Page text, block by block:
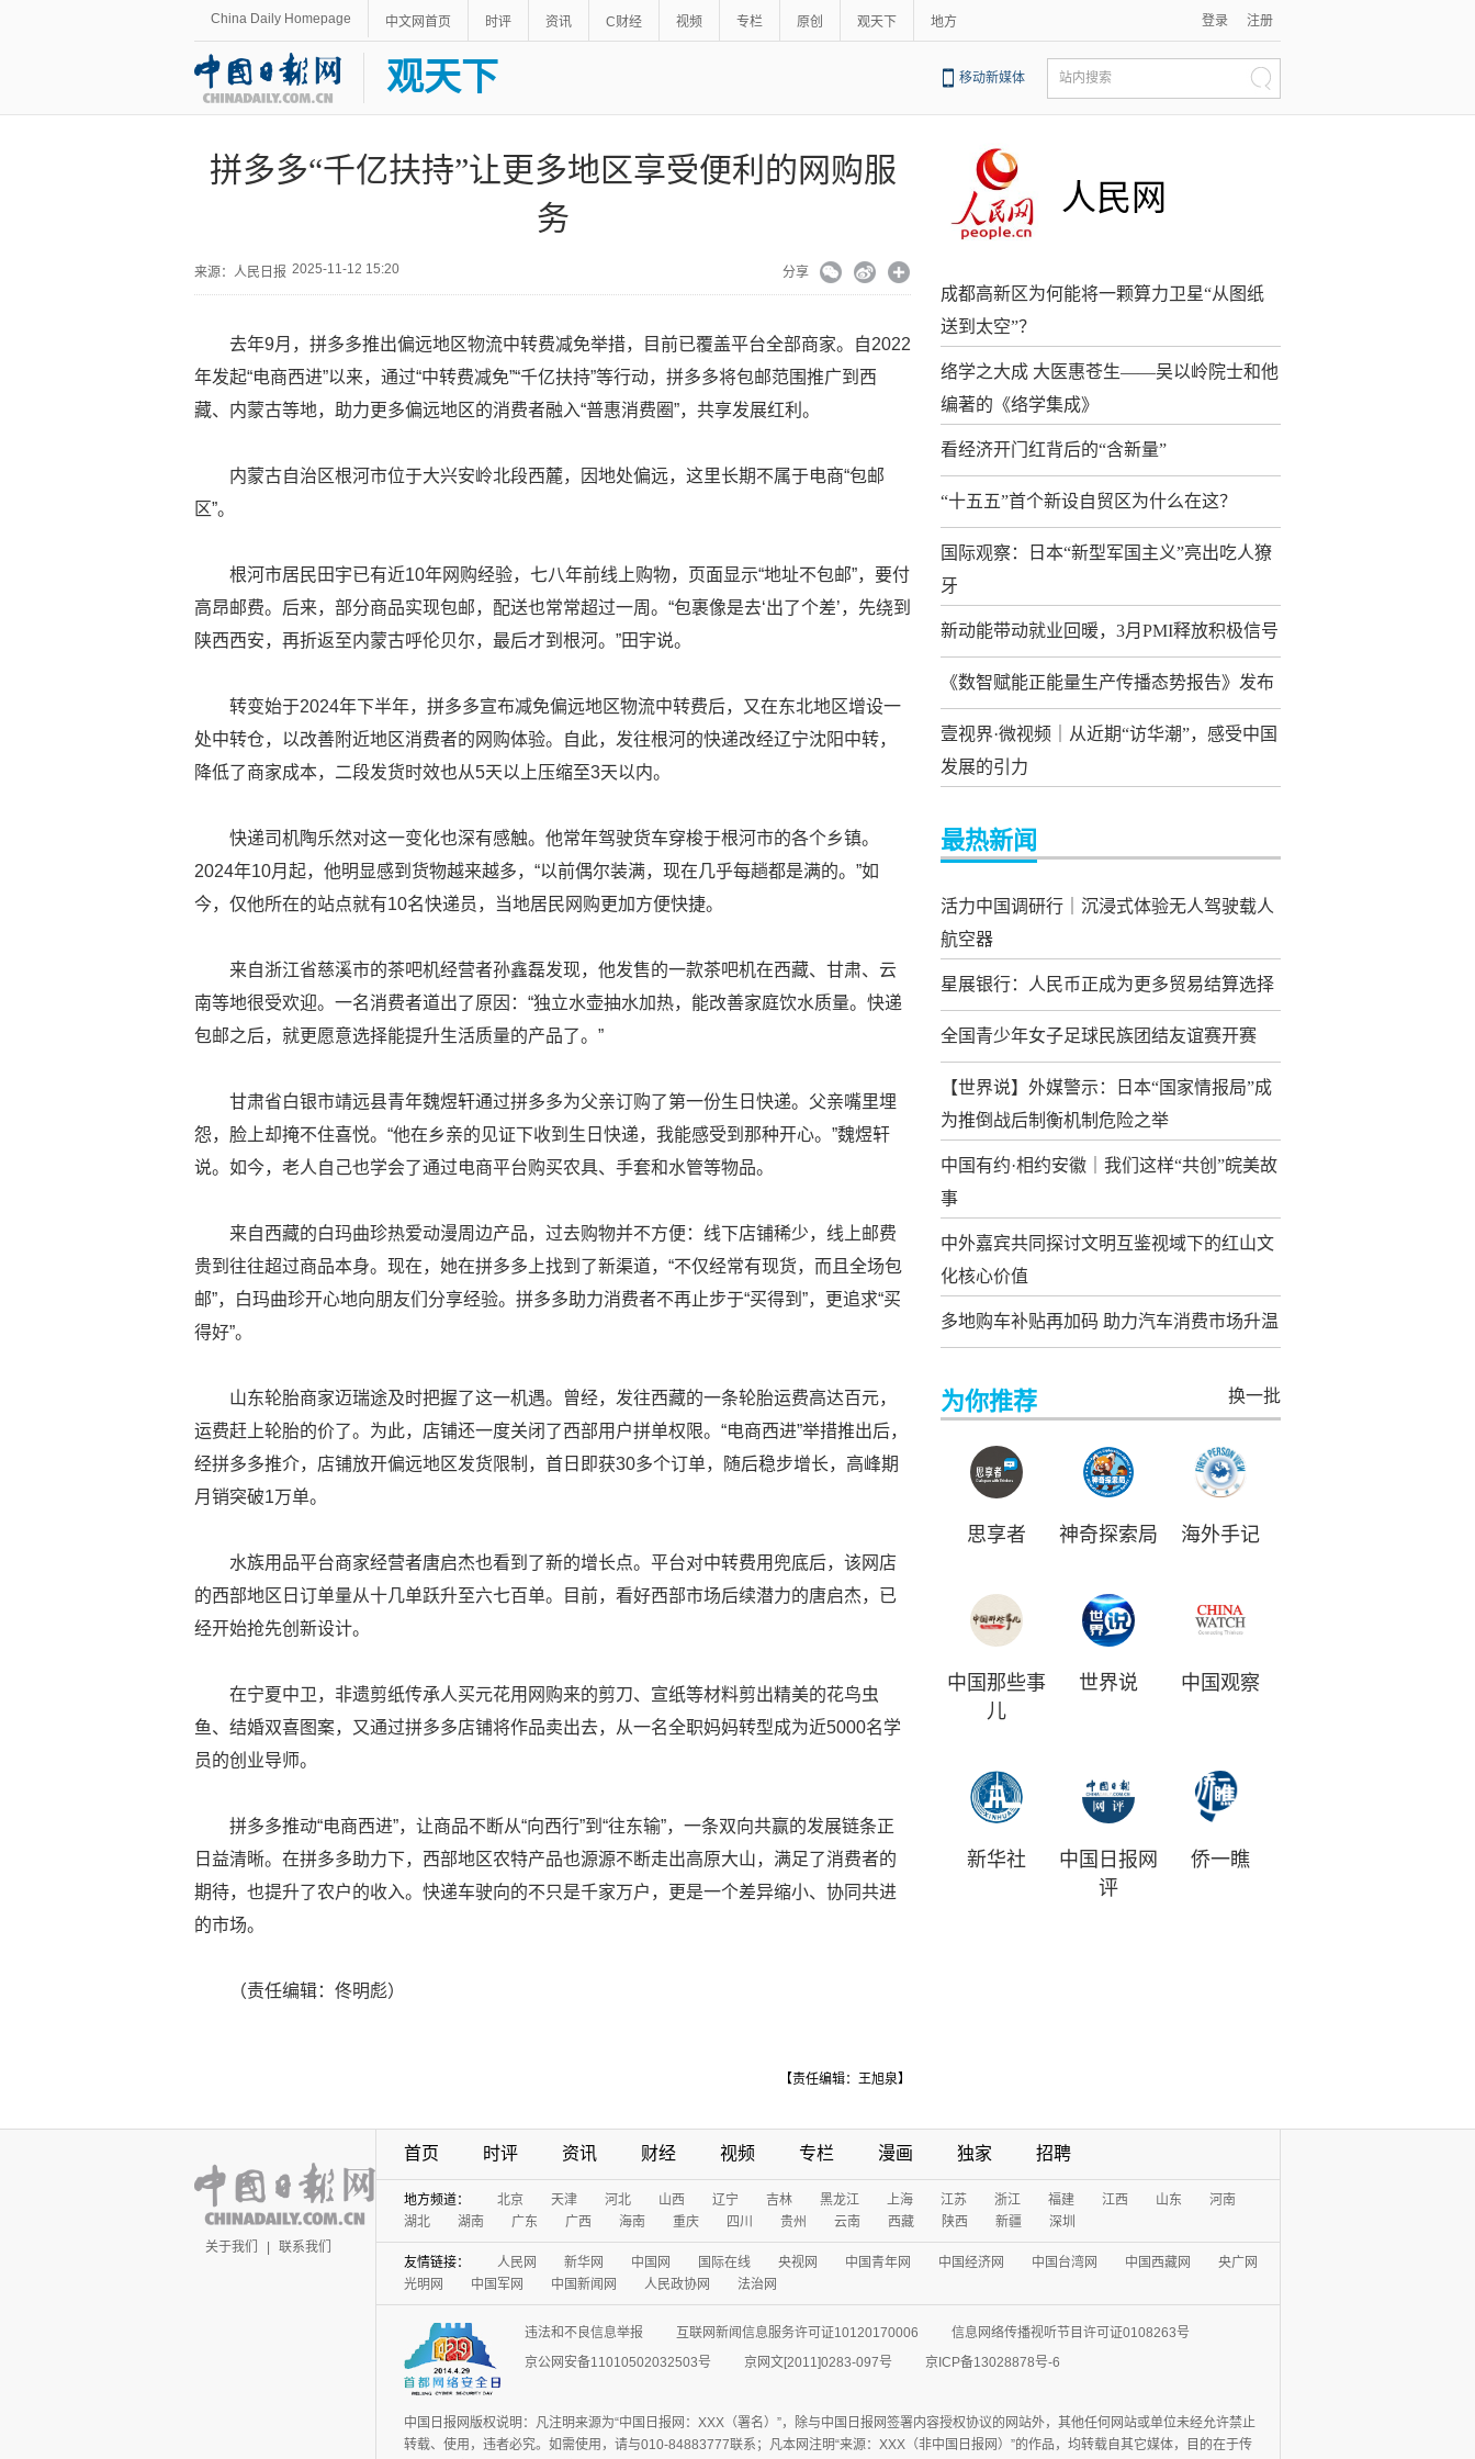
China Daily Homepage 中文网首页 时评 资讯 C财经 视频 专栏 原创 观天下 地方 登录 注册
观天下 移动新媒体 站内搜索
拼多多“千亿扶持”让更多地区享受便利的网购服
务
来源：人民日报 2025-11-12 15:20 分享
去年9月，拼多多推出偏远地区物流中转费减免举措，目前已覆盖平台全部商家。自2022
年发起“电商西进”以来，通过“中转费减免”“千亿扶持”等行动，拼多多将包邮范围推广到西
藏、内蒙古等地，助力更多偏远地区的消费者融入“普惠消费圈”，共享发展红利。
内蒙古自治区根河市位于大兴安岭北段西麓，因地处偏远，这里长期不属于电商“包邮
区”。
根河市居民田宇已有近10年网购经验，七八年前线上购物，页面显示“地址不包邮”，要付
高昂邮费。后来，部分商品实现包邮，配送也常常超过一周。“包裹像是去‘出了个差’，先绕到
陕西西安，再折返至内蒙古呼伦贝尔，最后才到根河。”田宇说。
转变始于2024年下半年，拼多多宣布减免偏远地区物流中转费后，又在东北地区增设一
处中转仓，以改善附近地区消费者的网购体验。自此，发往根河的快递改经辽宁沈阳中转，
降低了商家成本，二段发货时效也从5天以上压缩至3天以内。
快递司机陶乐然对这一变化也深有感触。他常年驾驶货车穿梭于根河市的各个乡镇。
2024年10月起，他明显感到货物越来越多，“以前偶尔装满，现在几乎每趟都是满的。”如
今，仅他所在的站点就有10名快递员，当地居民网购更加方便快捷。
来自浙江省慈溪市的茶吧机经营者孙鑫磊发现，他发售的一款茶吧机在西藏、甘肃、云
南等地很受欢迎。一名消费者道出了原因：“独立水壶抽水加热，能改善家庭饮水质量。快递
包邮之后，就更愿意选择能提升生活质量的产品了。”
甘肃省白银市靖远县青年魏煜轩通过拼多多为父亲订购了第一份生日快递。父亲嘴里埋
怨，脸上却掩不住喜悦。“他在乡亲的见证下收到生日快递，我能感受到那种开心。”魏煜轩
说。如今，老人自己也学会了通过电商平台购买农具、手套和水管等物品。
来自西藏的白玛曲珍热爱动漫周边产品，过去购物并不方便：线下店铺稀少，线上邮费
贵到往往超过商品本身。现在，她在拼多多上找到了新渠道，“不仅经常有现货，而且全场包
邮”，白玛曲珍开心地向朋友们分享经验。拼多多助力消费者不再止步于“买得到”，更追求“买
得好”。
山东轮胎商家迈瑞途及时把握了这一机遇。曾经，发往西藏的一条轮胎运费高达百元，
运费赶上轮胎的价了。为此，店铺还一度关闭了西部用户拼单权限。“电商西进”举措推出后，
经拼多多推介，店铺放开偏远地区发货限制，首日即获30多个订单，随后稳步增长，高峰期
月销突破1万单。
水族用品平台商家经营者唐启杰也看到了新的增长点。平台对中转费用兜底后，该网店
的西部地区日订单量从十几单跃升至六七百单。目前，看好西部市场后续潜力的唐启杰，已
经开始抢先创新设计。
在宁夏中卫，非遗剪纸传承人买元花用网购来的剪刀、宣纸等材料剪出精美的花鸟虫
鱼、结婚双喜图案，又通过拼多多店铺将作品卖出去，从一名全职妈妈转型成为近5000名学
员的创业导师。
拼多多推动“电商西进”，让商品不断从“向西行”到“往东输”，一条双向共赢的发展链条正
日益清晰。在拼多多助力下，西部地区农特产品也源源不断走出高原大山，满足了消费者的
期待，也提升了农户的收入。快递车驶向的不只是千家万户，更是一个差异缩小、协同共进
的市场。
（责任编辑：佟明彪）
【责任编辑：王旭泉】
人民网
成都高新区为何能将一颗算力卫星“从图纸
送到太空”？
络学之大成 大医惠苍生——吴以岭院士和他
编著的《络学集成》
看经济开门红背后的“含新量”
“十五五”首个新设自贸区为什么在这？
国际观察：日本“新型军国主义”亮出吃人獠
牙
新动能带动就业回暖，3月PMI释放积极信号
《数智赋能正能量生产传播态势报告》发布
壹视界·微视频｜从近期“访华潮”，感受中国
发展的引力
最热新闻
活力中国调研行｜沉浸式体验无人驾驶载人
航空器
星展银行：人民币正成为更多贸易结算选择
全国青少年女子足球民族团结友谊赛开赛
【世界说】外媒警示：日本“国家情报局”成
为推倒战后制衡机制危险之举
中国有约·相约安徽｜我们这样“共创”皖美故
事
中外嘉宾共同探讨文明互鉴视域下的红山文
化核心价值
多地购车补贴再加码 助力汽车消费市场升温
为你推荐 换一批
思享者 神奇探索局 海外手记
中国那些事
儿
世界说 中国观察
新华社
中国日报网
评
侨一瞧
关于我们 | 联系我们
首页 时评 资讯 财经 视频 专栏 漫画 独家 招聘
地方频道： 北京 天津 河北 山西 辽宁 吉林 黑龙江 上海 江苏 浙江 福建 江西 山东
河南
湖北
湖南 广东 广西 海南 重庆 四川 贵州 云南 西藏 陕西 新疆 深圳
友情链接： 人民网 新华网 中国网 国际在线 央视网 中国青年网 中国经济网 中国台湾网 中国西藏网
央广网
光明网
中国军网 中国新闻网 人民政协网 法治网
违法和不良信息举报 互联网新闻信息服务许可证10120170006
信息网络传播视听节目许可证0108263号
京公网安备11010502032503号
京网文[2011]0283-097号 京ICP备13028878号-6
中国日报网版权说明：凡注明来源为“中国日报网：XXX（署名）”，除与中国日报网签署内容授权协议的网站外，其他任何网站或单位未经允许禁止
转载、使用，违者必究。如需使用，请与010-84883777联系；凡本网注明“来源：XXX（非中国日报网）”的作品，均转载自其它媒体，目的在于传